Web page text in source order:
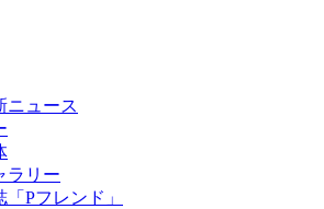
ニュース
ラリー
Pフレンド」